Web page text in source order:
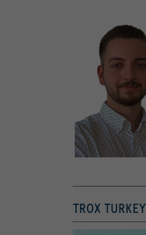
TROX TURKEY